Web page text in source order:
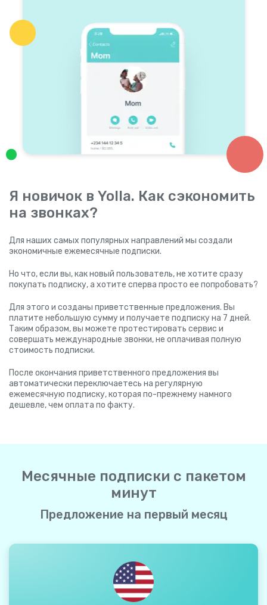
Я новичок в Yolla. Как сэкономить
на звонках?
Для наших самых популярных направлений мы создали
экономичные ежемесячные подписки.
Но что, если вы, как новый пользователь, не хотите сразу
покупать подписку, а хотите сперва просто ее попробовать?
Для этого и созданы приветственные предложения. Вы
платите небольшую сумму и получаете подписку на 7 дней.
Таким образом, вы можете протестировать сервис и
совершать международные звонки, не оплачивая полную
стоимость подписки.
После окончания приветственного предложения вы
автоматически переключаетесь на регулярную
ежемесячную подписку, которая по-прежнему намного
дешевле, чем оплата по факту.
Месячные подписки с пакетом
минут
Предложение на первый месяц